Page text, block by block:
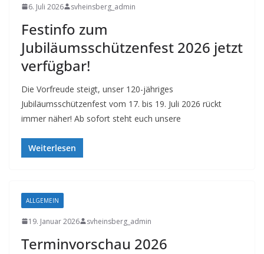
6. Juli 2026 svheinsberg_admin
Festinfo zum
Jubiläumsschützenfest 2026 jetzt
verfügbar!
Die Vorfreude steigt, unser 120-jähriges
Jubiläumsschützenfest vom 17. bis 19. Juli 2026 rückt
immer näher! Ab sofort steht euch unsere
Weiterlesen
ALLGEMEIN
19. Januar 2026 svheinsberg_admin
Terminvorschau 2026